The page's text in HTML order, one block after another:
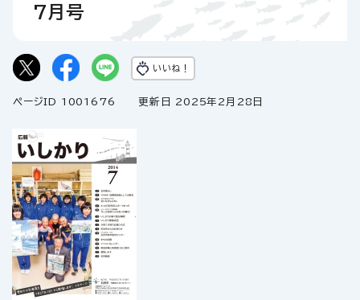
7月号
いいね！
ページID 1001676 更新日 2025年2月28日